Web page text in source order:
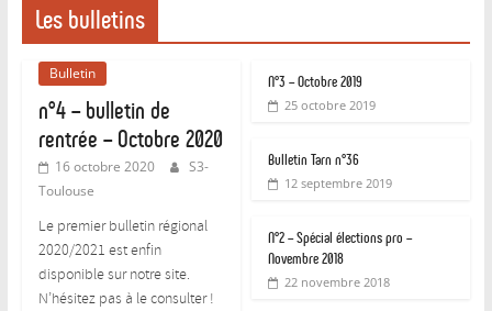
Les bulletins
Bulletin
n°4 – bulletin de
rentrée – Octobre 2020
16 octobre 2020
S3-
Toulouse
Le premier bulletin régional
2020/2021 est enfin
disponible sur notre site.
N’hésitez pas à le consulter !
N°3 – Octobre 2019
25 octobre 2019
Bulletin Tarn n°36
12 septembre 2019
N°2 – Spécial élections pro –
Novembre 2018
22 novembre 2018